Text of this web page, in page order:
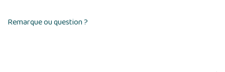
Remarque ou question ?